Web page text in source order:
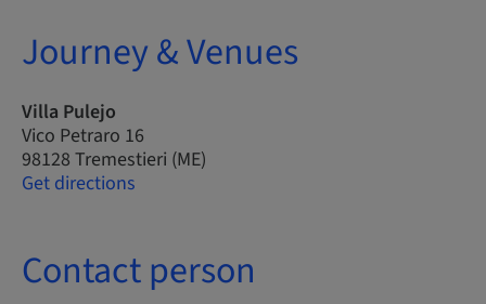
Journey & Venues
Villa Pulejo
Vico Petraro 16
98128 Tremestieri (ME)
Get directions
Contact person